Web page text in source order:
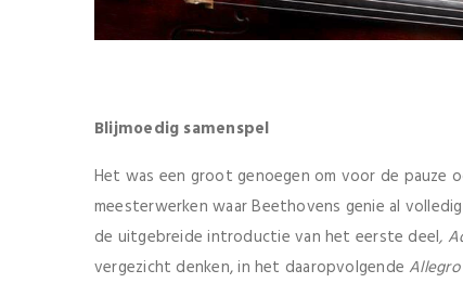
Blijmoedig samenspel
Het was een groot genoegen om voor de pauze
meesterwerken waar Beethovens genie al
de uitgebreide introductie van het eerste deel,
vergezicht denken, in het daaropvolgendeAllegro